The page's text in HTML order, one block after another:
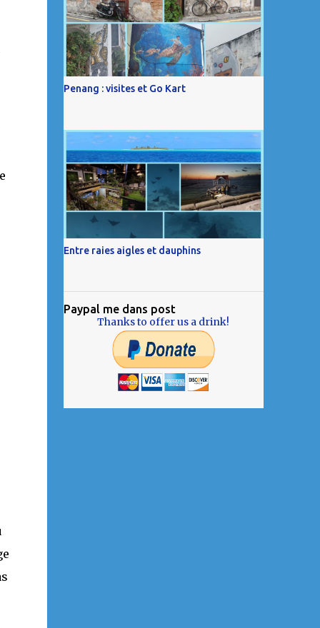
Penang : visites et Go Kart
Entre raies aigles et dauphins
Paypal me dans post
Thanks to offer us a drink!